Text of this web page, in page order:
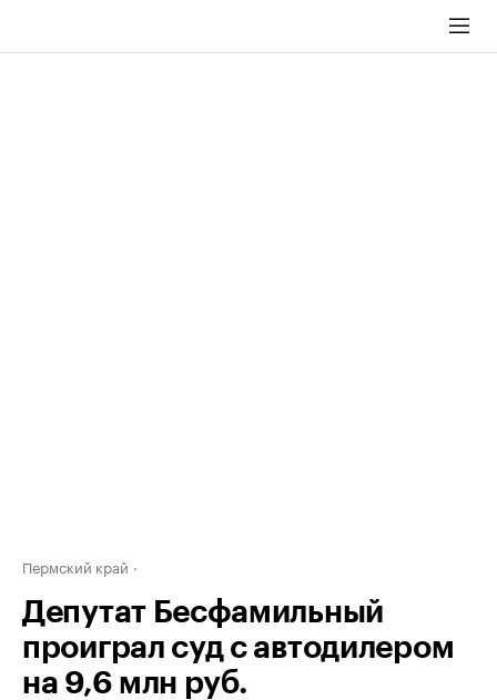
Пермский край
Депутат Бесфамильный
проиграл суд с автодилером
на 9,6 млн руб.